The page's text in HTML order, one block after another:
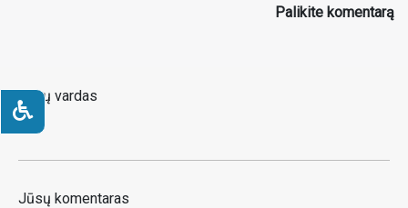
Palikite komentarą
Jūsų vardas
Jūsų komentaras